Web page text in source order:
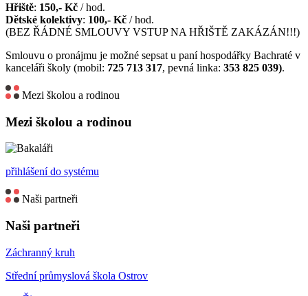
Hřiště: 150,- Kč / hod.
Dětské kolektivy: 100,- Kč / hod.
(BEZ ŘÁDNÉ SMLOUVY VSTUP NA HŘIŠTĚ ZAKÁZÁN!!!)
Smlouvu o pronájmu je možné sepsat u paní hospodářky Bachraté v
kanceláři školy (mobil: 725 713 317, pevná linka: 353 825 039).
Mezi školou a rodinou
Mezi školou a rodinou
přihlášení do systému
Naši partneři
Naši partneři
Záchranný kruh
Střední průmyslová škola Ostrov